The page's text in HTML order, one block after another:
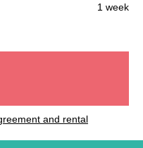
1 week
and rental